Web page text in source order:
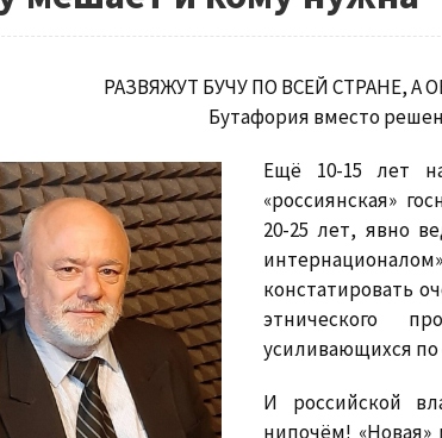
РАЗВЯЖУТ БУЧУ ПО ВСЕЙ СТРАНЕ, А
Бутафория вместо
Ещё 10-15 лет
«россиянская»
20-25 лет, явно
констатировать
этнического
усиливающихся по
И российской
нипочём! «Новая»